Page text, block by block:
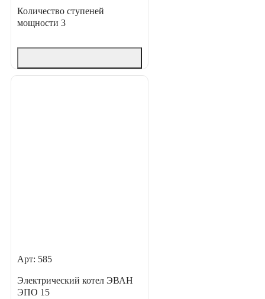
Количество ступеней
мощности 3
Арт: 585
Электрический котел ЭВАН
ЭПО 15